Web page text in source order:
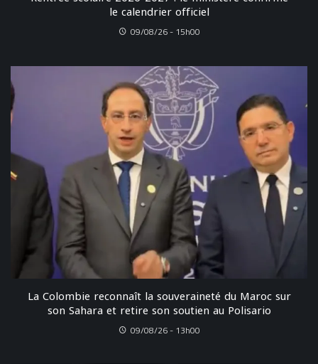
le calendrier officiel
09/08/26 - 15h00
La Colombie reconnaît la souveraineté du Maroc sur
son Sahara et retire son soutien au Polisario
09/08/26 - 13h00